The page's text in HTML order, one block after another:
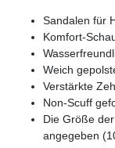
Sandalen für
Komfort-
Weich
Verstärkte
Non-Scuff
Die Größe
angegeben